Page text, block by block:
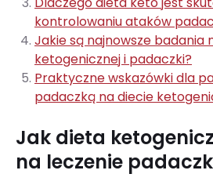
kontrolowaniu ataków
Jakie są najnowsze
ketogenicznej i padaczki?
Praktyczne wskazówki dla
padaczką na diecie
Jak dieta
na leczenie